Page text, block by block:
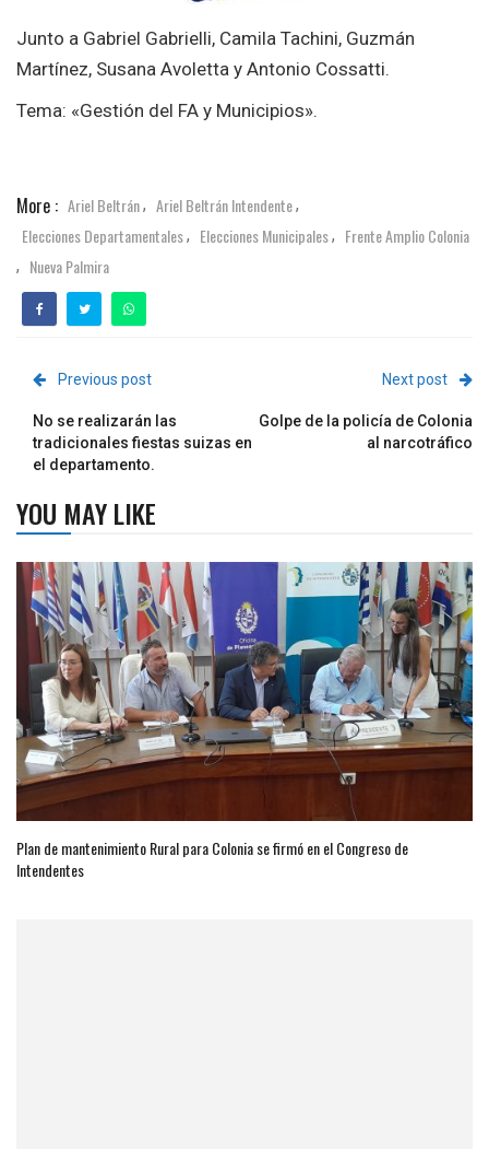
Junto a Gabriel Gabrielli, Camila Tachini, Guzmán
Martínez, Susana Avoletta y Antonio Cossatti.
Tema: «Gestión del FA y Municipios».
More : Ariel Beltrán, Ariel Beltrán Intendente,
Elecciones Departamentales, Elecciones Municipales, Frente Amplio Colonia
, Nueva Palmira
Previous post
No se realizarán las
tradicionales fiestas suizas en
el departamento.
Next post
Golpe de la policía de Colonia
al narcotráfico
YOU MAY LIKE
Plan de mantenimiento Rural para Colonia se firmó en el Congreso de
Intendentes